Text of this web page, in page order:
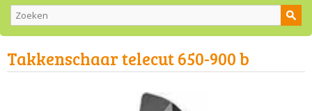
Takkenschaar telecut 650-900 b